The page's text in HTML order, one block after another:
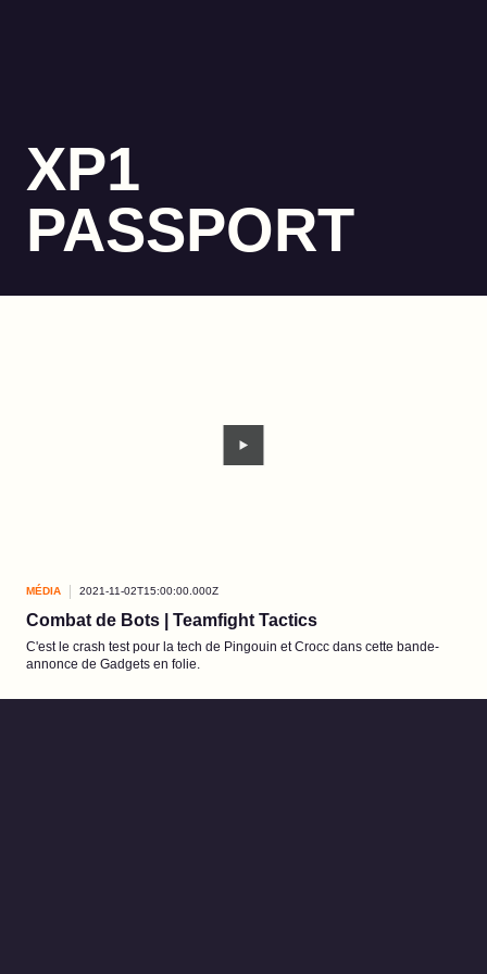
XP1
PASSPORT
MÉDIA 2021-11-02T15:00:00.000Z
Combat de Bots | Teamfight Tactics
C'est le crash test pour la tech de Pingouin et Crocc dans cette bande-
annonce de Gadgets en folie.